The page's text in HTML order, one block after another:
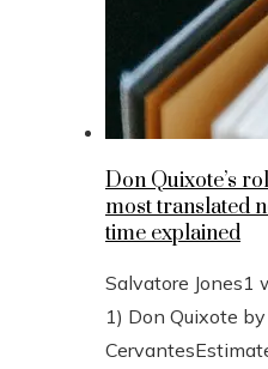
Don Quixote’s
most translated
time explained
Salvatore Jones1
1) Don Quixote